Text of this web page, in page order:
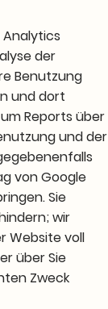
Analytics
der
Benutzung
und dort
Reports über
und der
von Google
Sie
wir
Website voll
über Sie
Zweck